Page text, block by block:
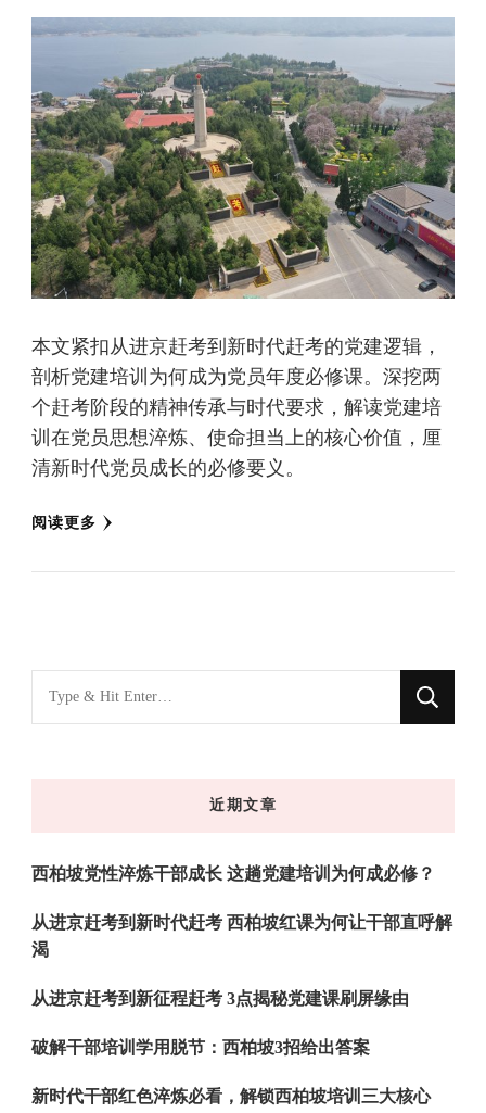
本文紧扣从进京赶考到新时代赶考的党建逻辑，
剖析党建培训为何成为党员年度必修课。深挖两
个赶考阶段的精神传承与时代要求，解读党建培
训在党员思想淬炼、使命担当上的核心价值，厘
清新时代党员成长的必修要义。
阅读更多
找
什
近期文章
西柏坡党性淬炼干部成长 这趟党建培训为何成必修？
从进京赶考到新时代赶考 西柏坡红课为何让干部直呼解
渴
从进京赶考到新征程赶考 3点揭秘党建课刷屏缘由
破解干部培训学用脱节：西柏坡3招给出答案
新时代干部红色淬炼必看，解锁西柏坡培训三大核心